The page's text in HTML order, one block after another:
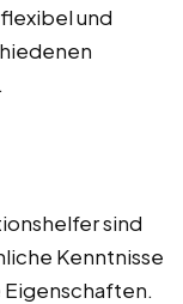
und
sind
Kenntnisse
Eigenschaften.